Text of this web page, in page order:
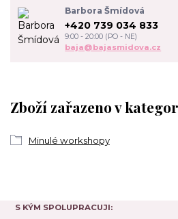
Zboží zařazeno v
Minulé workshopy
Barbora Šmídová
+420 739 034 833
9:00 - 20:00 (PO - NE)
baja@bajasmidova.cz
S KÝM SPOLUPRACUJI: